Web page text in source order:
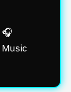
Music